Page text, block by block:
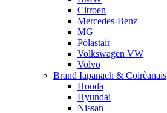
Citroen
Mercedes-Benz
MG
Pòlastair
Volkswagen VW
Volvo
Brand Iapanach & Coirèanais
Honda
Hyundai
Nissan